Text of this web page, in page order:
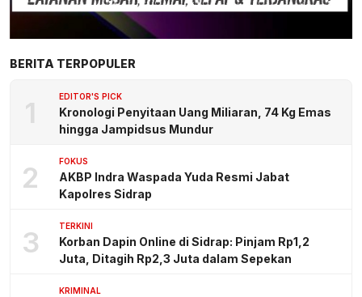
BERITA TERPOPULER
1 EDITOR'S PICK
Kronologi Penyitaan Uang Miliaran, 74 Kg Emas
hingga Jampidsus Mundur
2 FOKUS
AKBP Indra Waspada Yuda Resmi Jabat
Kapolres Sidrap
3 TERKINI
Korban Dapin Online di Sidrap: Pinjam Rp1,2
Juta, Ditagih Rp2,3 Juta dalam Sepekan
KRIMINAL